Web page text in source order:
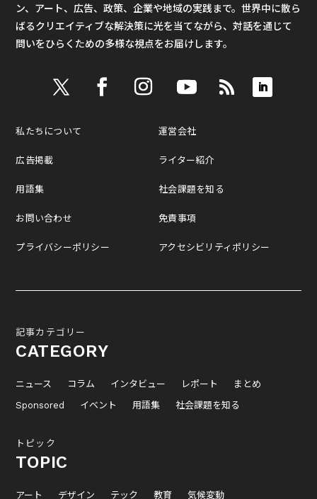
ン、アート、広告、政策、企業や地域の実践まで。世界中に散ら
ばるクリエイティブな解決策に光を当てながら、対話を通じて
問いをひらくための多様な視点をお届けします。
私たちについて
広告掲載
用語集
お問い合わせ
プライバシーポリシー
運営会社
ライター紹介
社会課題を知る
免責事項
アクセシビリティポリシー
記事カテゴリー
CATEGORY
ニュース コラム インタビュー レポート
まとめ
Sponsored
イベント 用語集 社会課題を知る
トピック
TOPIC
アート デザイン テック 教育 気候変動